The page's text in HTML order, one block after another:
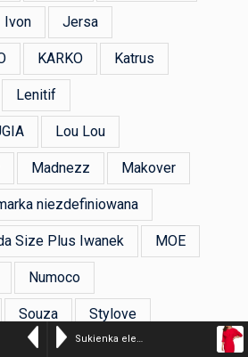
Sukienka elegancka ołówkowa z kimonowymi rękawami taliowana czerwona
Ivon Jersa
KARKO Katrus
Lenitif
Lou Lou
Madnezz Makover
niezdefiniowana
Size Plus Iwanek MOE
Numoco
Souza Stylove
THECADESS